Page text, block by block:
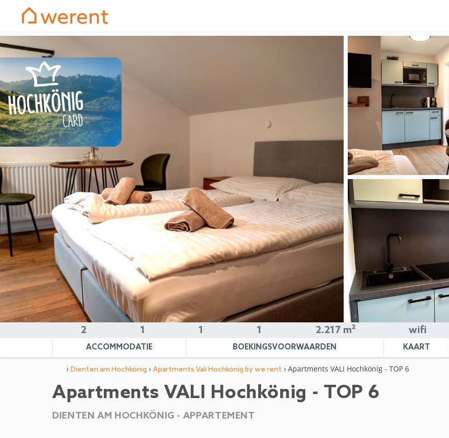
2 1 1 1 2.217 m² wifi
ACCOMMODATIE BOEKINGSVOORWAARDEN KAART
› Dienten am Hochkönig › Apartments Vali Hochkönig by we rent › Apartments VALI Hochkönig - TOP 6
Apartments VALI Hochkönig - TOP 6
DIENTEN AM HOCHKÖNIG - APPARTEMENT